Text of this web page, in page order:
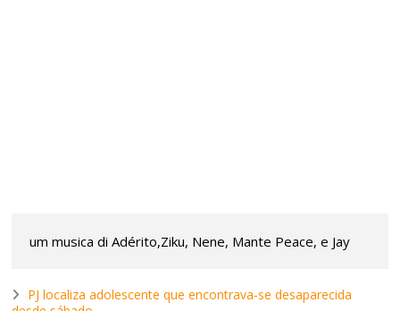
um musica di Adérito,Ziku, Nene, Mante Peace, e Jay
PJ localiza adolescente que encontrava-se desaparecida